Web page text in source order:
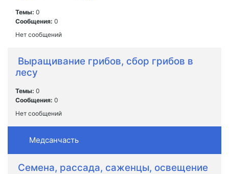
Темы: 0
Сообщения: 0
Нет сообщений
Выращивание грибов, сбор грибов в
лесу
Темы: 0
Сообщения: 0
Нет сообщений
Медсанчасть
Семена, рассада, саженцы, освещение